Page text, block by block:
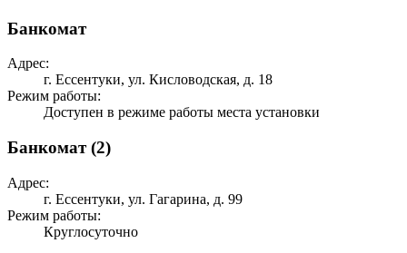
Банкомат
Адрес:
г. Ессентуки, ул. Кисловодская, д. 18
Режим работы:
Доступен в режиме работы места установки
Банкомат (2)
Адрес:
г. Ессентуки, ул. Гагарина, д. 99
Режим работы:
Круглосуточно